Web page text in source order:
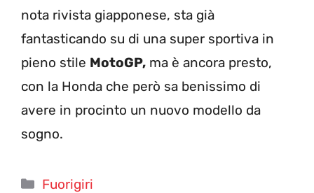
nota rivista giapponese, sta già
fantasticando su di una super sportiva in
pieno stile MotoGP, ma è ancora presto,
con la Honda che però sa benissimo di
avere in procinto un nuovo modello da
sogno.
Categorie
Fuorigiri